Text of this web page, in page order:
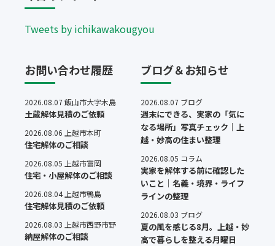
Tweets by ichikawakougyou
お問い合わせ履歴
2026.08.07 飯山市大字木島
土蔵解体見積のご依頼
2026.08.06 上越市本町
住宅解体のご相談
2026.08.05 上越市富岡
住宅・小屋解体のご相談
2026.08.04 上越市鴨島
住宅解体見積のご依頼
2026.08.03 上越市西野市野
納屋解体のご相談
ブログ＆お知らせ
2026.08.07 ブログ
週末にできる、実家の「気に
なる場所」写真チェック｜上
越・妙高の住まい整理
2026.08.05 コラム
実家を解体する前に確認した
いこと｜名義・境界・ライフ
ラインの整理
2026.08.03 ブログ
夏の風を感じる8月。上越・妙
高で暮らしを整える月曜日